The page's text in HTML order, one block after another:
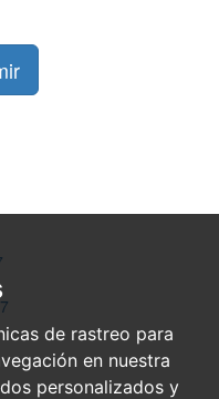
de rastreo para
en nuestra
personalizados y